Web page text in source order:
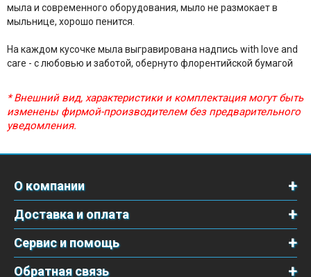
мыла и современного оборудования, мыло не размокает в
мыльнице, хорошо пенится.
На каждом кусочке мыла выгравирована надпись with love and
care - с любовью и заботой, обернуто флорентийской бумагой
* Внешний вид, характеристики и комплектация могут быть
изменены фирмой-производителем без предварительного
уведомления.
О компании
Доставка и оплата
Сервис и помощь
Обратная связь